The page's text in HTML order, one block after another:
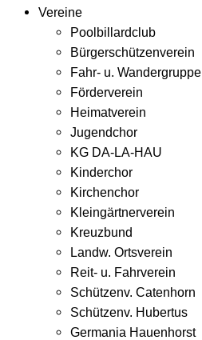
Vereine
Poolbillardclub
Bürgerschützenverein
Fahr- u. Wandergruppe
Förderverein
Heimatverein
Jugendchor
KG DA-LA-HAU
Kinderchor
Kirchenchor
Kleingärtnerverein
Kreuzbund
Landw. Ortsverein
Reit- u. Fahrverein
Schützenv. Catenhorn
Schützenv. Hubertus
Germania Hauenhorst